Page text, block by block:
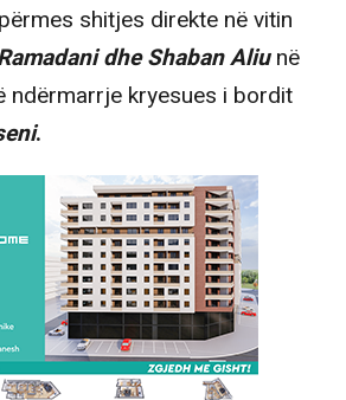
shitjes direkte në vitin
dhe Shaban Aliunë
ndërmarrje kryesues i bordit
.